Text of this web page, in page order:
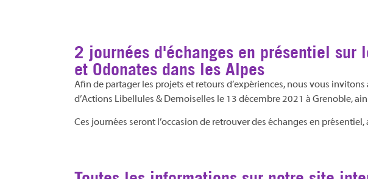
2 journées d'échanges en présentiel sur
et Odonates dans les Alpes
Afin de partager les projets et retours d’expériences, nous vous
d’Actions Libellules & Demoiselles le 13 décembre 2021 à Grenoble,
Ces journées seront l’occasion de retrouver des échanges en